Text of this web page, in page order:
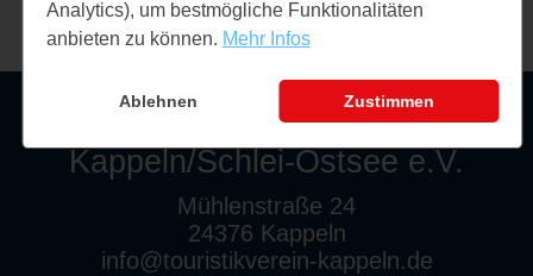
Touristikverein
Kappeln/Schlei-Ostsee e.V.
Mühlenstraße 24
24376 Kappeln
info@touristikverein-kappeln.de
Analytics), um bestmögliche Funktionalitäten
anbieten zu können. Mehr Infos
Ablehnen Zustimmen